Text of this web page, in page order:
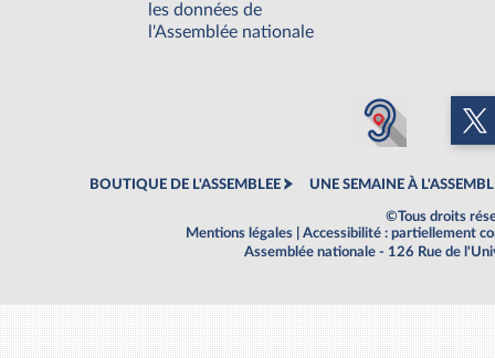
les données de
l'Assemblée nationale
BOUTIQUE DE L'ASSEMBLEE UNE SEMAINE À
©Tous droits
Mentions légales
Accessibilité : partiellement
Assemblée nationale - 126 Rue de